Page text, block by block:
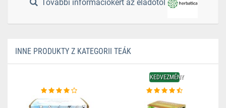
További információkért az eladótól
INNE PRODUKTY Z KATEGORII TEÁK
KEDVEZMÉNY